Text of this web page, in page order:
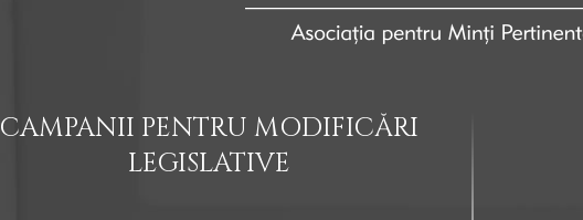
CAMPANII PENTRU MODIFICĂRI
LEGISLATIVE